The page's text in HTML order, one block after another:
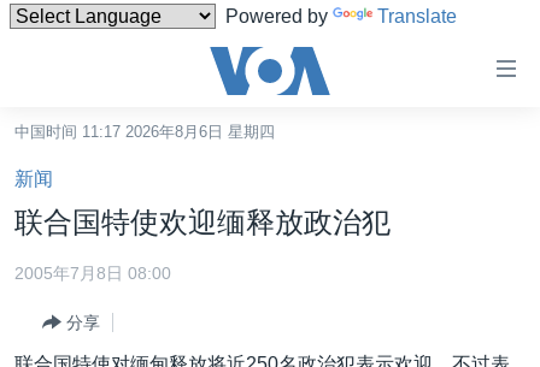
Powered by Translate
碍
链
接
跳
转
容
中国
港澳
中国时间 11:17 2026年8月6日 星期四
新闻
联合国特使欢迎缅释放政治犯
2005年7月8日 08:00
分享